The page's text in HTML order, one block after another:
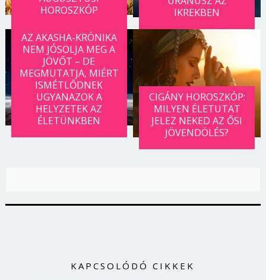
HOROSZKÓP
IKREKBEN
AZ AKASHA-KRÓNIKA
NEM JÓSOLJA MEG A
JÖVŐT – DE
MEGMUTATJA, MIÉRT
ISMÉTLŐDNEK
UGYANAZOK A
HELYZETEK AZ
ÉLETÜNKBEN
CIGÁNY HOROSZKÓP:
MILYEN ÉLETUTAT
JELEZ NEKED AZ ŐSI
JÖVENDÖLÉS?
KAPCSOLÓDÓ CIKKEK